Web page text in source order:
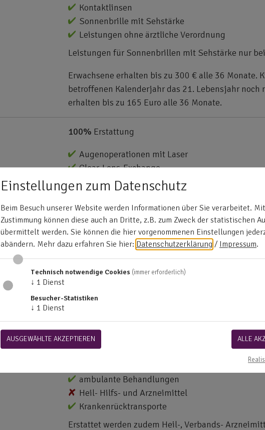
Kontaktlinsen
Sonnenbrille mit Sehstärke
Leistungen ohne ärztliche Verordnung
Leistungen für Sonnenbrillen mit Sehstärke nur
Erwachsene erhalten bis zu 300 € alle 36 Monate.
betroffenen Kalenderjahr das 21. Lebensjahr
erhalten bis zu 165 Euro alle 36 Monate.
100% Erstattung
Augenoperationen mit Laser
Clear-Lens-Exchange
Refraktive Chirurgie
Augen-LASIK
Die Leistungen für Augenoperationen stehen
100%Erstattung
ambulante Behandlungen
Heil- Hilfs- und Arzneimittel
Krankenrücktransporte
Erstattet werden zudem Heil-, Verbands-
Einstellungen zum Datenschutz
Beim Besuch unserer Website werden Informationen über Sie verarbeitet.
Zustimmung können diese auch an Dritte, z.B. zum Zweck der statistischen
übermittelt werden. Sie können die hier vorgenommenen Einstellungen
abändern. Mehr dazu erfahren Sie hier: Datenschutzerklärung / Impressum.
Technisch notwendige Cookies (immer erforderlich)
↓ 1 Dienst
Besucher-Statistiken
↓ 1 Dienst
AUSGEWÄHLTE AKZEPTIEREN ALLE